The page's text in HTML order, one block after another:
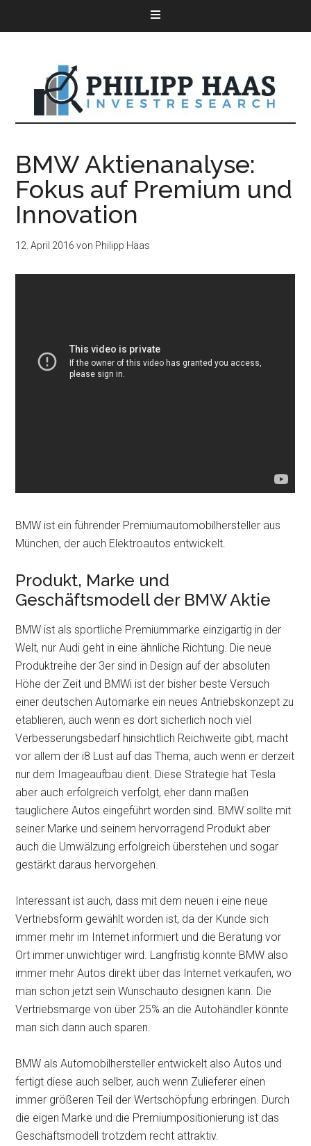
BMW Aktienanalyse:
Fokus auf Premium und
Innovation
12. April 2016 von Philipp Haas
BMW ist ein führender Premiumautomobilhersteller aus
München, der auch Elektroautos entwickelt.
Produkt, Marke und
Geschäftsmodell der BMW Aktie
BMW ist als sportliche Premiummarke einzigartig in der
Welt, nur Audi geht in eine ähnliche Richtung. Die neue
Produktreihe der 3er sind in Design auf der absoluten
Höhe der Zeit und BMWi ist der bisher beste Versuch
einer deutschen Automarke ein neues Antriebskonzept zu
etablieren, auch wenn es dort sicherlich noch viel
Verbesserungsbedarf hinsichtlich Reichweite gibt, macht
vor allem der i8 Lust auf das Thema, auch wenn er derzeit
nur dem Imageaufbau dient. Diese Strategie hat Tesla
aber auch erfolgreich verfolgt, eher dann maßen
tauglichere Autos eingeführt worden sind. BMW sollte mit
seiner Marke und seinem hervorragend Produkt aber
auch die Umwälzung erfolgreich überstehen und sogar
gestärkt daraus hervorgehen.
Interessant ist auch, dass mit dem neuen i eine neue
Vertriebsform gewählt worden ist, da der Kunde sich
immer mehr im Internet informiert und die Beratung vor
Ort immer unwichtiger wird. Langfristig könnte BMW also
immer mehr Autos direkt über das Internet verkaufen, wo
man schon jetzt sein Wunschauto designen kann. Die
Vertriebsmarge von über 25% an die Autohändler könnte
man sich dann auch sparen.
BMW als Automobilhersteller entwickelt also Autos und
fertigt diese auch selber, auch wenn Zulieferer einen
immer größeren Teil der Wertschöpfung erbringen. Durch
die eigen Marke und die Premiumpositionierung ist das
Geschäftsmodell trotzdem recht attraktiv.